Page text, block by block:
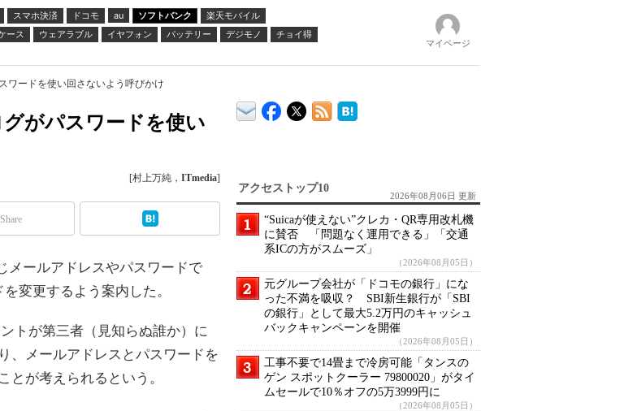
スマホ決済 ドコモ au ソフトバンク
楽天モバイル
ース ウェアラブル イヤフォン バッテリー デジモノ
チョイ得
マイページ
ワードを使い回さないよう呼びかけ
がパスワードを使い
[村上万純， ITmedia]
Share
ールアドレスやパスワードで
変更するよう案内した。
トが第三者（見知らぬ誰か）に
、メールアドレスとパスワードを
とが考えられるという。
アクセストップ10
2026年08月06日 更新
“Suicaが使えない”クレカ・QR専用改札機
に賛否 「問題なく運用できる」「交通
系ICの方がスムーズ」
（2026年08月05日）
元グループ会社が「ドコモの銀行」にな
った不満を吸収？ SBI新生銀行が「SBI
の銀行」として最大5.2万円のキャッシュ
バックキャンペーンを開催
（2026年08月05日）
工事不要で14畳まで冷房可能「タンスの
ゲン スポットクーラー 79800020」がタイ
ムセールで10％オフの5万3999円に
（2026年08月05日）